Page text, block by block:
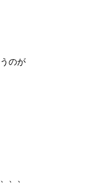
のが
、、